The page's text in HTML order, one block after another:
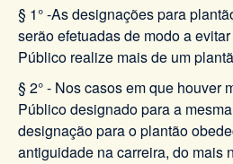
§ 1° -As designações para
serão efetuadas de modo a
Público realize mais de um
§ 2° - Nos casos em que houver
Público designado para a
designação para o plantão
antiguidade na carreira, do mais